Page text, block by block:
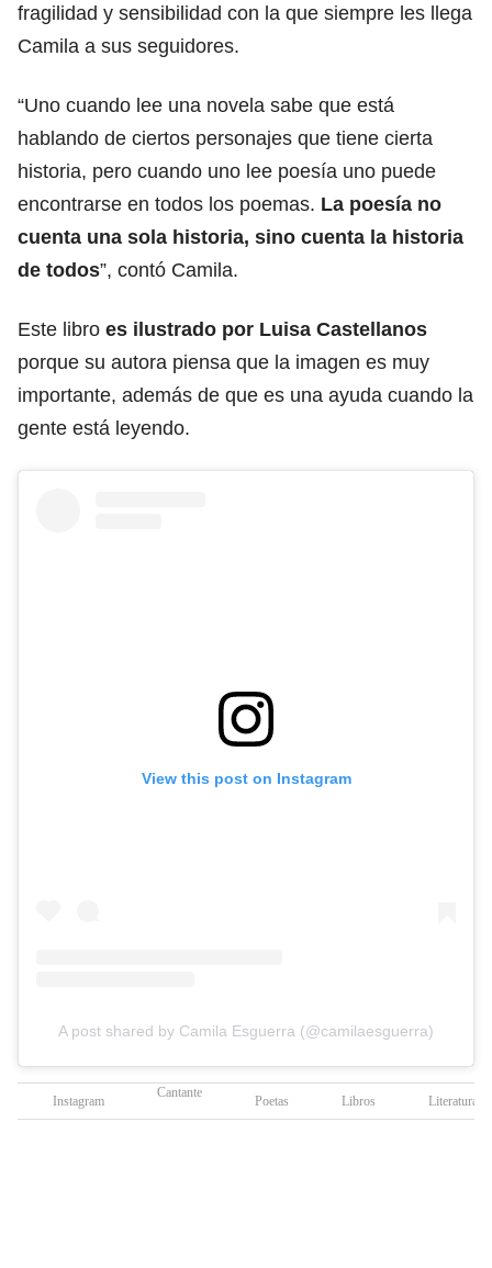
fragilidad y sensibilidad con la que siempre les llega
Camila a sus seguidores.
“Uno cuando lee una novela sabe que está
hablando de ciertos personajes que tiene cierta
historia, pero cuando uno lee poesía uno puede
encontrarse en todos los poemas. La poesía no
cuenta una sola historia, sino cuenta la historia
de todos”, contó Camila.
Este libro es ilustrado por Luisa Castellanos
porque su autora piensa que la imagen es muy
importante, además de que es una ayuda cuando la
gente está leyendo.
View this post on Instagram
A post shared by Camila Esguerra (@camilaesguerra)
Instagram
Cantante
Poetas Libros Literatura